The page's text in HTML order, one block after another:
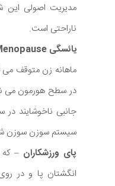
مدیریت اصولی این
ناراحتی است.
یائسگی Menopause
ماهانه زن متوقف
در سطح هورمون می
جانبی ناخوشایند در
سیستم سوزن سوزن
پای ورزشکاران –
انگشتان پا و در